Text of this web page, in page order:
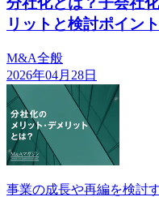
リットと検討ポイン
M&A全般
2026年04月28日
事業の成長や再編を検討